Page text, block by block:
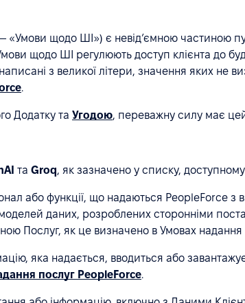
«Умови щодо ШІ») є невід’ємною частиною
щодо ШІ регулюють доступ клієнта до
з великої літери, значення яких
.
Додатку та Угодою, переважну силу має
та Groq, як зазначено у списку,
або функції, що надаються PeopleForce з
даних, розроблених сторонніми
Послуг, як це визначено в Умовах
яка надається, вводиться або
послуг PeopleForce.